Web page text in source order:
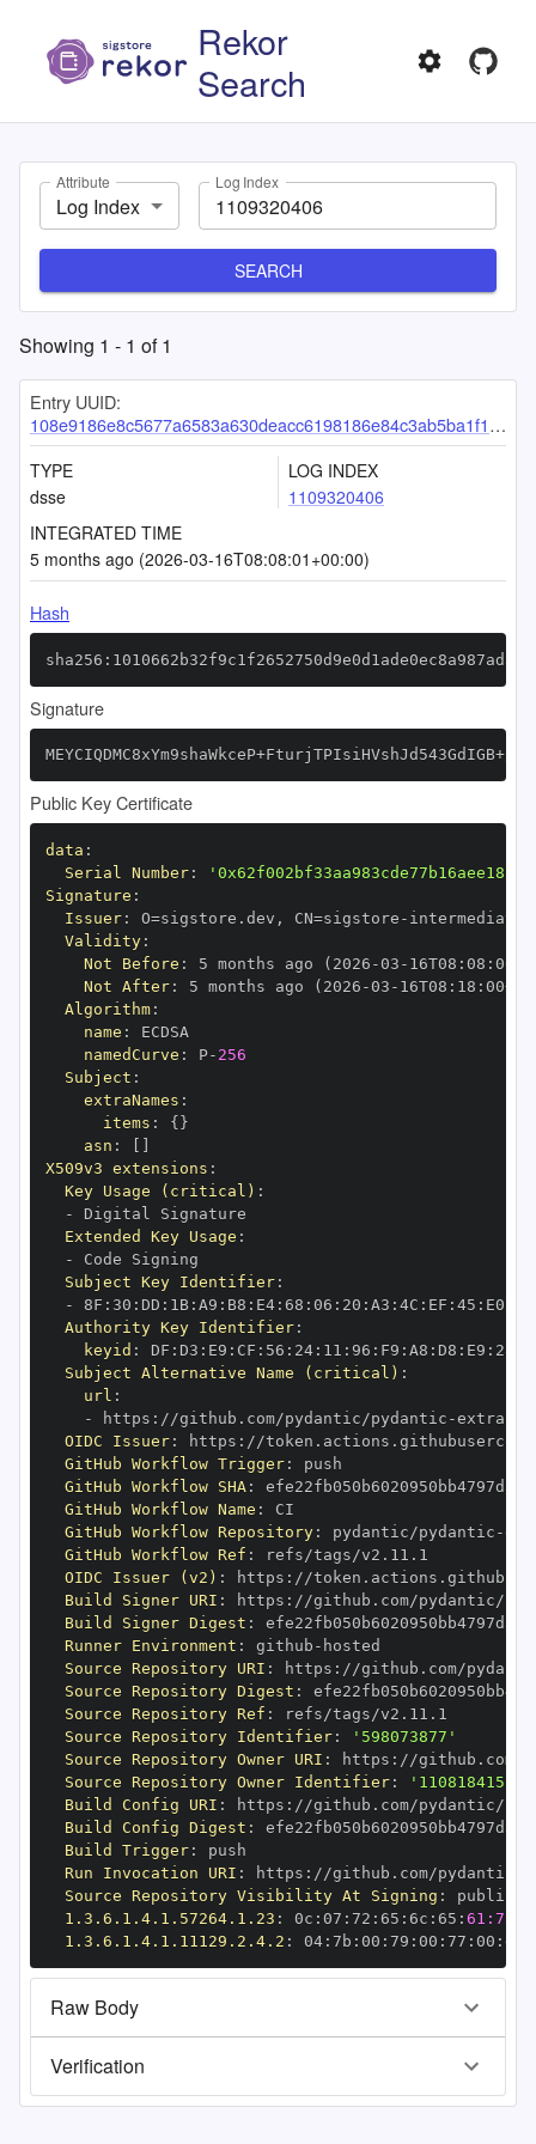
Rekor
Search
Attribute
Log Index
Log Index
SEARCH
Showing 1 - 1 of1
Entry UUID:
108e9186e8c5677a6583a630deacc6198186e84c3ab5ba1f10c7431a619595cb936e029695035380
TYPE
dsse
LOG INDEX
1109320406
INTEGRATED TIME
5 months ago (2026-03-16T08:08:01+00:00)
Hash
Signature
Public Key Certificate
data :
Serial Number:
Signature :
Issuer: O=sigstore.dev , CN=sigstore -
Validity:
Not Before : 5 months ago (2026 -03 - 16T08 : 08 :
Not After: 5 months ago (2026 -03 - 16T08 : 18 : 00+00
Algorithm:
name :
namedCurve : P- 256
Subject :
extraNames :
items : { }
asn :
X509v3 extensions :
Key Usage (critical) :
-
Extended Key Usage :
-
Subject Key Identifier:
-
8F : 30 : DD : 1B: A9 : B8 : E4: 68 : 06 : 20 : A3 : 4C : EF : 45 : E0
Authority Key Identifier:
keyid : DF : D3 : E9 : CF : 56 : 24: 11 : 96 : F9 : A8 : D8 : E9 : 28
Subject Alternative Name (critical) :
url :
-
https : //github.com/pydantic/pydantic -extra
OIDC Issuer: https :
GitHub Workflow Trigger:
GitHub Workflow SHA:
GitHub Workflow Name :
GitHub Workflow Repository: pydantic/pydantic -
GitHub Workflow Ref :
OIDC Issuer (v2) : https :
Build Signer URI : https : //github.com/pydantic/
Build Signer Digest :
Runner Environment : github -
Source Repository URI : https : //github.com/
Source Repository Digest :
Source Repository Ref :
Source Repository Identifier:
'598073877'
Source Repository Owner URI : https :
Source Repository Owner Identifier:
'110818415'
Build Config URI : https : //github.com/pydantic/
Build Config Digest :
Build Trigger:
Run Invocation URI : https : //github.com/pydantic/
Source Repository Visibility At Signing :
1.3.6.1.4.1.57264.1.23 : 0c : 07 : 72 : 65 : 6c : 65 :
1.3.6.1.4.1.11129.2.4.2 : 04: 7b : 00 : 79 : 00 : 77 : 00 : dd
Raw Body
Verification